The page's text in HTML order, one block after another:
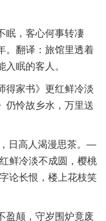
眠，客心何事转凄
。翻译：旅馆里透着
眠的客人。
得家书》更红鲜冷淡
仍怜故乡水，万里送
日高人渴漫思茶。―
鲜冷淡不成圆，樱桃
论长恨，楼上花枝笑
盈颠，守岁围炉竟废